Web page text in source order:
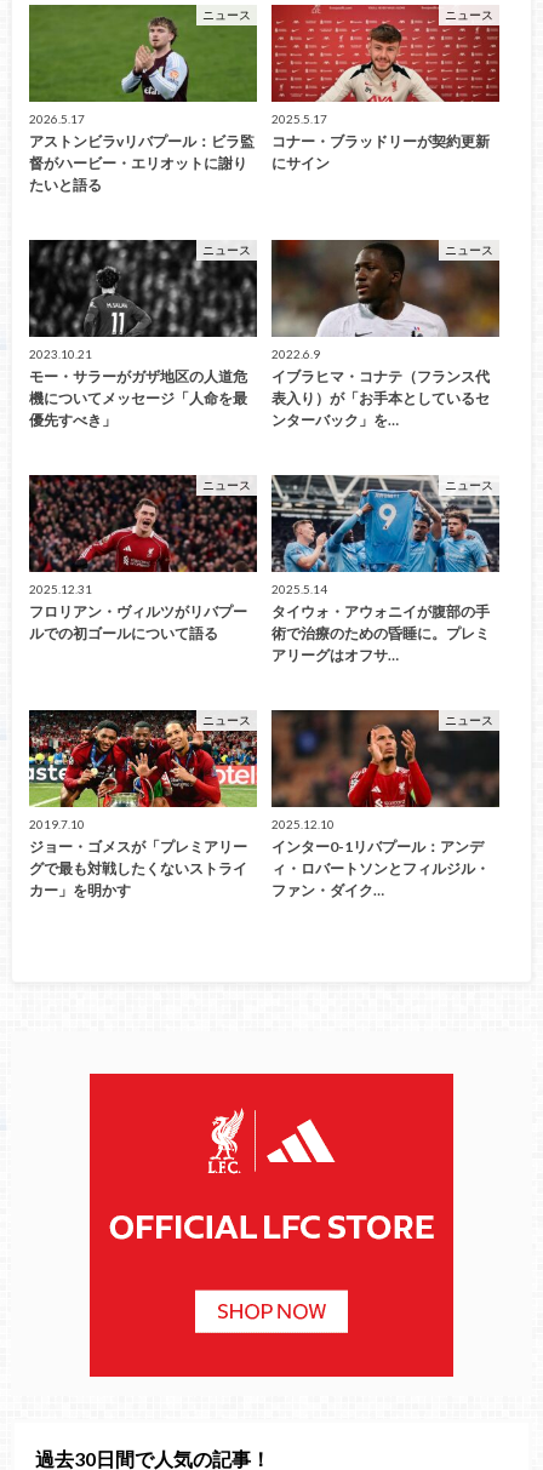
ニュース
2026.5.17
アストンビラvリバプール：ビラ監
督がハービー・エリオットに謝り
たいと語る
ニュース
2025.5.17
コナー・ブラッドリーが契約更新
にサイン
ニュース
2023.10.21
モー・サラーがガザ地区の人道危
機についてメッセージ「人命を最
優先すべき」
ニュース
2022.6.9
イブラヒマ・コナテ（フランス代
表入り）が「お手本としているセ
ンターバック」を…
ニュース
2025.12.31
フロリアン・ヴィルツがリバプー
ルでの初ゴールについて語る
ニュース
2025.5.14
タイウォ・アウォニイが腹部の手
術で治療のための昏睡に。プレミ
アリーグはオフサ…
ニュース
2019.7.10
ジョー・ゴメスが「プレミアリー
グで最も対戦したくないストライ
カー」を明かす
ニュース
2025.12.10
インター0-1リバプール：アンデ
ィ・ロバートソンとフィルジル・
ファン・ダイク…
過去30日間で人気の記事！